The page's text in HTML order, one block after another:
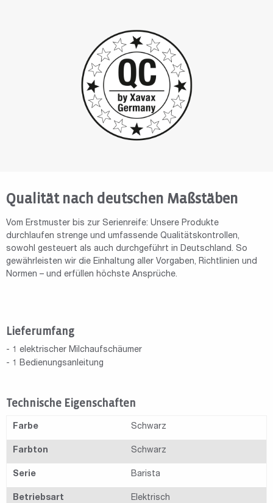
Qualität nach deutschen Maßstäben
Vom Erstmuster bis zur Serienreife: Unsere Produkte
durchlaufen strenge und umfassende Qualitätskontrollen,
sowohl gesteuert als auch durchgeführt in Deutschland. So
gewährleisten wir die Einhaltung aller Vorgaben, Richtlinien und
Normen – und erfüllen höchste Ansprüche.
Lieferumfang
- 1 elektrischer Milchaufschäumer
- 1 Bedienungsanleitung
Technische Eigenschaften
Farbe Schwarz
Farbton Schwarz
Serie Barista
Betriebsart Elektrisch